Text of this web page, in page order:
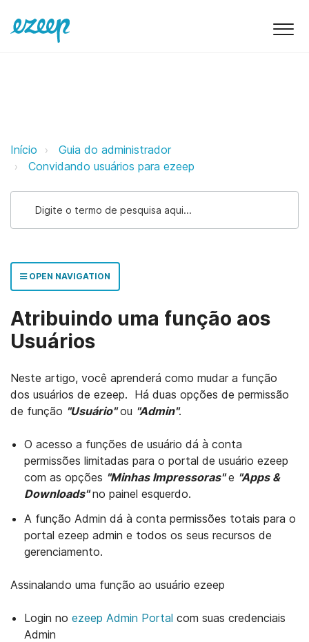
Atribuindo uma função aos
Início
Guia do administrador
Convidando usuários para ezeep
OPEN NAVIGATION
Atribuindo uma função aos
Usuários
Neste artigo, você aprenderá como mudar a função
dos usuários de ezeep. Há duas opções de permissão
de função "Usuário"ou "Admin".
O acesso a funções de usuário dá à conta
permissões limitadas para o portal de usuário ezeep
com as opções "Minhas Impressoras"e "Apps &
Downloads"no painel esquerdo.
A função Admin dá à conta permissões totais para o
portal ezeep admin e todos os seus recursos de
gerenciamento.
Assinalando uma função ao usuário ezeep
Login no ezeep Admin Portal com suas credenciais
Admin